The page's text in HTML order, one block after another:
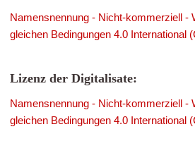
Namensnennung - Nicht-kommerziell -
gleichen Bedingungen 4.0 International
Lizenz der Digitalisate:
Namensnennung - Nicht-kommerziell -
gleichen Bedingungen 4.0 International